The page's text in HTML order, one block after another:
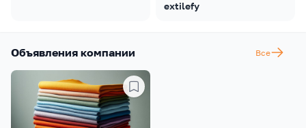
extilefy
Объявления компании Все